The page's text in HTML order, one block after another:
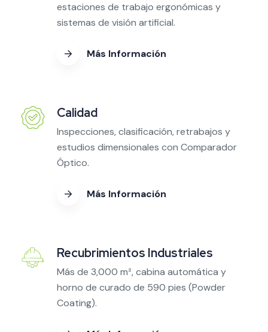
estaciones de trabajo ergonómicas y
sistemas de visión artificial.
Más Información
Calidad
Inspecciones, clasificación, retrabajos y
estudios dimensionales con Comparador
Óptico.
Más Información
Recubrimientos Industriales
Más de 3,000 m², cabina automática y
horno de curado de 590 pies (Powder
Coating).